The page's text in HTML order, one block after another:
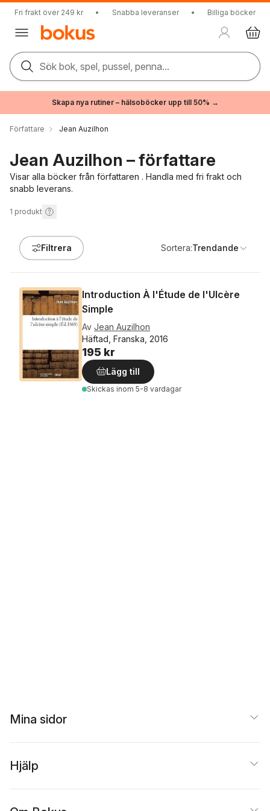
Fri frakt över 249 kr • Snabba leveranser • Billiga böcker
Sök bok, spel, pussel, penna...
Skapa nya rutiner – hälsoböcker upp till 50% →
Författare Jean Auzilhon
Jean Auzilhon – författare
Visar alla böcker från författaren . Handla med fri frakt och
snabb leverans.
1 produkt
Filtrera Sortera:Trendande
Introduction À l'Étude de l'Ulcère
Simple
Av Jean Auzilhon
Häftad, Franska, 2016
195 kr
Lägg till
Skickas inom 5-8 vardagar
Mina sidor
Hjälp